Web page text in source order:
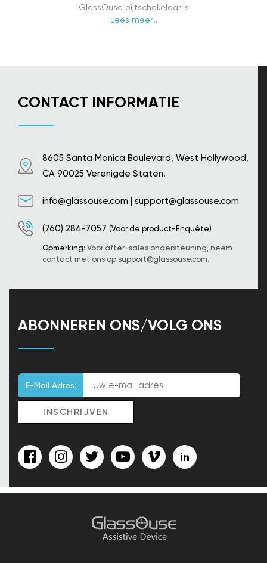
GlassOuse bijtschakelaar is
Lees meer...
CONTACT INFORMATIE
8605 Santa Monica Boulevard, West Hollywood,
CA 90025 Verenigde Staten.
info@glassouse.com | support@glassouse.com
(760) 284-7057 (Voor de product-Enquête)
Opmerking: Voor after-sales ondersteuning, neem
contact met ons op support@glassouse.com.
ABONNEREN ONS/VOLG ONS
E-Mail Adres: